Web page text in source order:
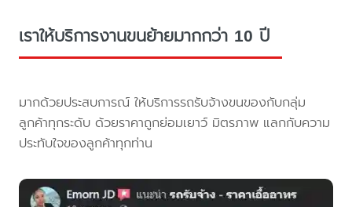
เราให้บริการงานขนย้ายมากกว่า 10 ปี
มากด้วยประสบการณ์ ให้บริการรถรับจ้างขนของกับกลุ่ม
ลูกค้าทุกระดับ ด้วยราคาถูกย่อมเยาว์ มิตรภาพ แลกกับความ
ประทับใจของลูกค้าทุกท่าน